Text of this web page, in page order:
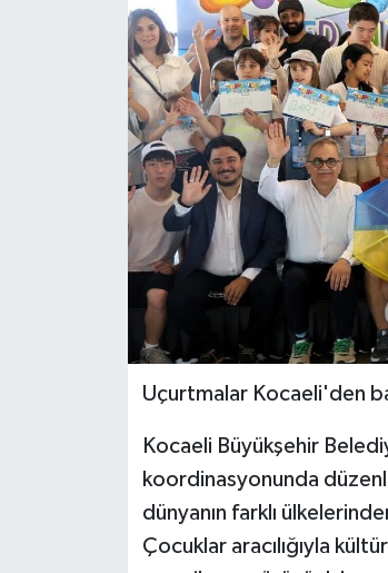
Uçurtmalar Kocaeli'den
Kocaeli Büyükşehir
koordinasyonunda
dünyanın farklı
Çocuklar aracılığıyla